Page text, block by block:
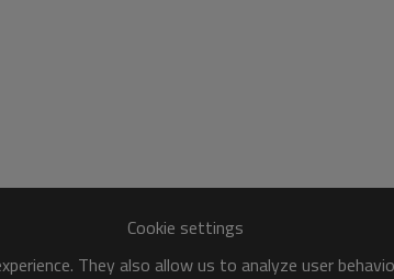
Cookie settings
They also allow us to analyze user